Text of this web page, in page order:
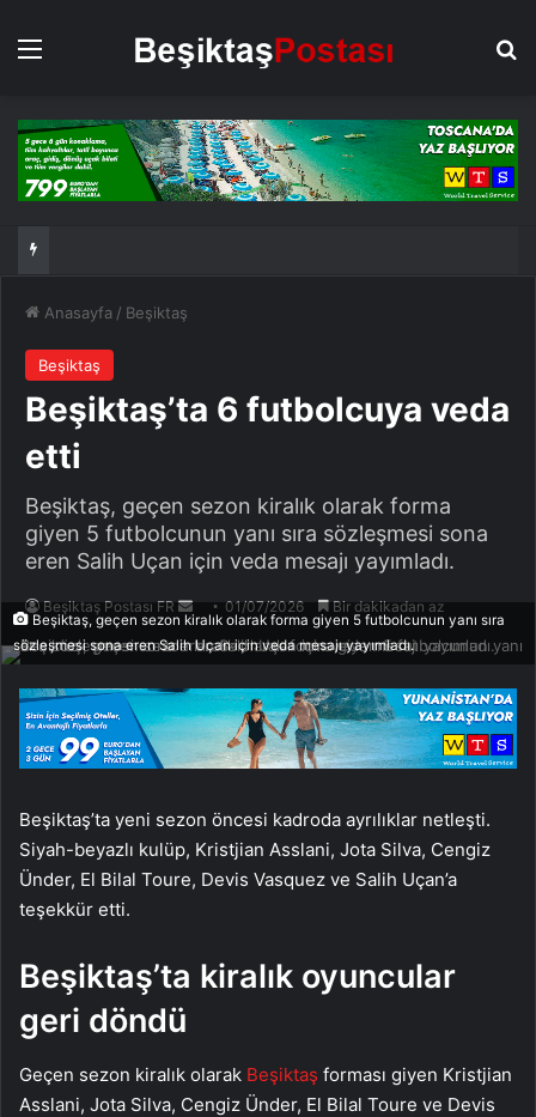
Menü
Anasayfa / Beşiktaş
Beşiktaş
Beşiktaş’ta 6 futbolcuya veda
etti
Beşiktaş, geçen sezon kiralık olarak forma
giyen 5 futbolcunun yanı sıra sözleşmesi sona
eren Salih Uçan için veda mesajı yayımladı.
Beşiktaş Postası FR
Bir
göndermek
01/07/2026 Bir dakikadan az
Beşiktaş, geçen sezon kiralık olarak forma giyen 5 futbolcunun yanı sıra
sözleşmesi sona eren Salih Uçan için veda mesajı yayımladı.
Beşiktaş’ta yeni sezon öncesi kadroda ayrılıklar netleşti.
Siyah-beyazlı kulüp, Kristjian Asslani, Jota Silva, Cengiz
Ünder, El Bilal Toure, Devis Vasquez ve Salih Uçan’a
teşekkür etti.
Beşiktaş’ta kiralık oyuncular
geri döndü
Geçen sezon kiralık olarak Beşiktaş forması giyen Kristjian
Asslani, Jota Silva, Cengiz Ünder, El Bilal Toure ve Devis